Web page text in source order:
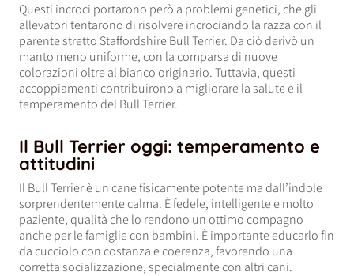
Questi incroci portarono però a problemi genetici, che gli
allevatori tentarono di risolvere incrociando la razza con il
parente stretto Staffordshire Bull Terrier. Da ciò derivò un
manto meno uniforme, con la comparsa di nuove
colorazioni oltre al bianco originario. Tuttavia, questi
accoppiamenti contribuirono a migliorare la salute e il
temperamento del Bull Terrier.
Il Bull Terrier oggi: temperamento e
attitudini
Il Bull Terrier è un cane fisicamente potente ma dall’indole
sorprendentemente calma. È fedele, intelligente e molto
paziente, qualità che lo rendono un ottimo compagno
anche per le famiglie con bambini. È importante educarlo fin
da cucciolo con costanza e coerenza, favorendo una
corretta socializzazione, specialmente con altri cani.